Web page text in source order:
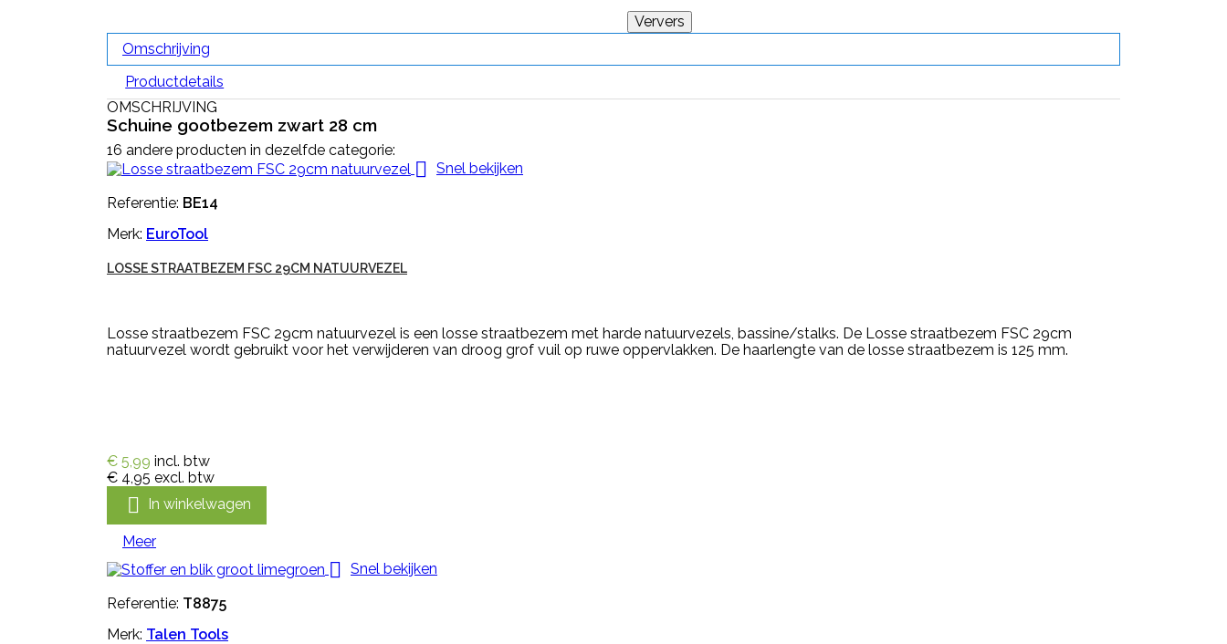
Omschrijving
Productdetails
OMSCHRIJVING
Schuine gootbezem zwart 28 cm
16 andere producten in dezelfde categorie:
 Snel bekijken
Referentie: BE14
Merk: EuroTool
LOSSE STRAATBEZEM FSC 29CM NATUURVEZEL
Losse straatbezem FSC 29cm natuurvezel is een losse straatbezem met harde natuurvezels, bassine/stalks. De Losse straatbezem FSC 29cm
natuurvezel wordt gebruikt voor het verwijderen van droog grof vuil op ruwe oppervlakken. De haarlengte van de losse straatbezem is 125 mm.
€ 5,99 incl. btw
€ 4,95 excl. btw
 In winkelwagen
Meer
 Snel bekijken
Referentie: T8875
Merk: Talen Tools